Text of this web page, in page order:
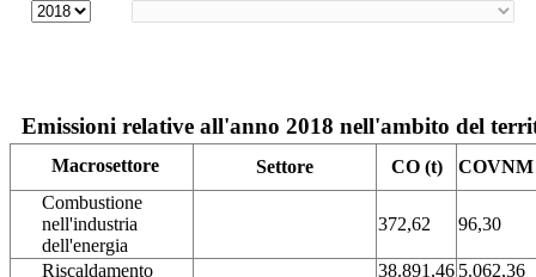
Emissioni relative all'anno 2018 nell'ambito del
Macrosettore Settore CO (t)
COVNM
Combustione
nell'industria
dell'energia
372,62 96,30
Riscaldamento 38.891,46 5.062,36